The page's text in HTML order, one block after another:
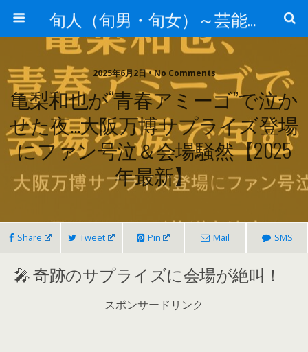
旬人（旬男・旬女）～芸能界等から旬な人・歌等の情報～
2025年6月2日 • No Comments
亀梨和也が“青春アミーゴ”で泣か
せた夜…大阪万博サプライズ登場
にファン号泣＆会場騒然【2025
年最新】
Share Tweet Pin Mail SMS
🎤 奇跡のサプライズに会場が絶叫！
スポンサードリンク